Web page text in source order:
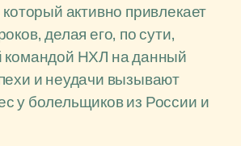
который активно привлекает
делая его, по сути,
командой НХЛ на данный
и неудачи вызывают
у болельщиков из России и